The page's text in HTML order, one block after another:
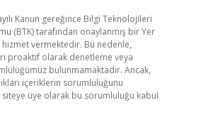
Kanun gereğince Bilgi Teknolojileri
(BTK) tarafından onaylanmış bir Yer
hizmet vermektedir. Bu nedenle,
proaktif olarak denetleme veya
bulunmamaktadır. Ancak,
içeriklerin sorumluluğunu
siteye üye olarak bu sorumluluğu kabul